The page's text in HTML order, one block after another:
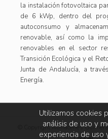
la instalación fotovoltaica
de 6 kWp, dentro del
autoconsumo y
renovable, así como la
renovables en el sector
Transición Ecológica y el
Junta de Andalucía, a
Energía.
© Copyright Almacenes
Utilizamos cookies
análisis de uso y
experiencia de uso